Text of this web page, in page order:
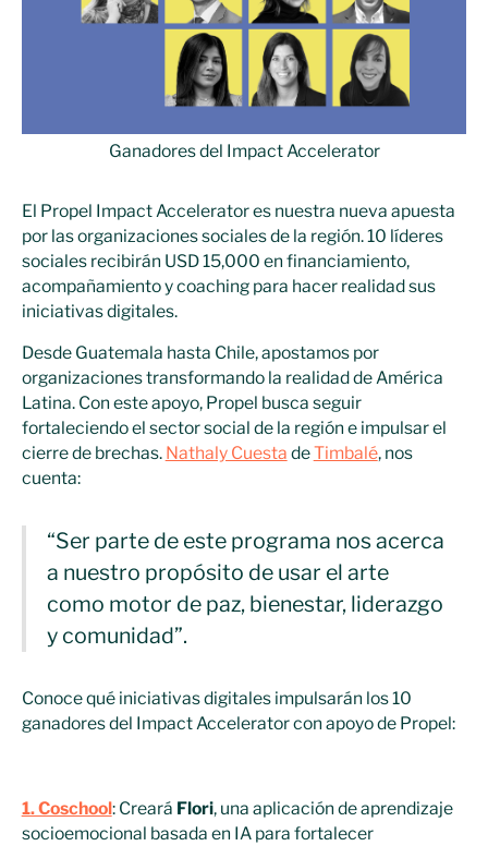
Ganadores del Impact Accelerator
El Propel Impact Accelerator es nuestra nueva apuesta
por las organizaciones sociales de la región. 10 líderes
sociales recibirán USD 15,000 en financiamiento,
acompañamiento y coaching para hacer realidad sus
iniciativas digitales.
Desde Guatemala hasta Chile, apostamos por
organizaciones transformando la realidad de América
Latina. Con este apoyo, Propel busca seguir
fortaleciendo el sector social de la región e impulsar el
cierre de brechas. Nathaly Cuesta deTimbalé, nos
cuenta:
“Ser parte de este programa nos acerca
a nuestro propósito de usar el arte
como motor de paz, bienestar, liderazgo
y comunidad”.
Conoce qué iniciativas digitales impulsarán los 10
ganadores del Impact Accelerator con apoyo de Propel:
1. Coschool: Creará Flori, una aplicación de aprendizaje
socioemocional basada en IA para fortalecer